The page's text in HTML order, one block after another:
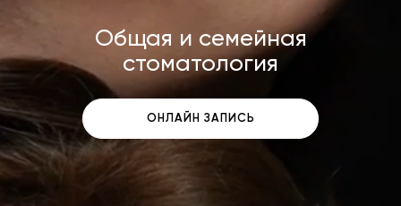
Общая и семейная
стоматология
ОНЛАЙН ЗАПИСЬ